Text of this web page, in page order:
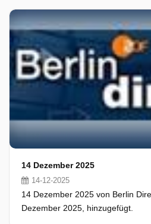
14 Dezember 2025
14-12-2025
14 Dezember 2025 von Berlin
Dezember 2025, hinzugefügt.